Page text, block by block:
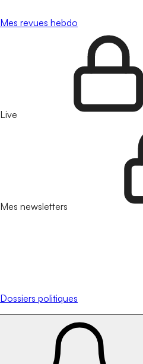
Mes revues hebdo
Live
Mes newsletters
Dossiers politiques